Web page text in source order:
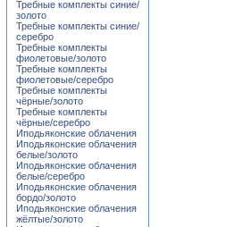
Требные комплекты синие/
золото
Требные комплекты синие/
серебро
Требные комплекты
фиолетовые/золото
Требные комплекты
фиолетовые/серебро
Требные комплекты
чёрные/золото
Требные комплекты
чёрные/серебро
Иподьяконские облачения
Иподьяконские облачения
белые/золото
Иподьяконские облачения
белые/серебро
Иподьяконские облачения
бордо/золото
Иподьяконские облачения
жёлтые/золото